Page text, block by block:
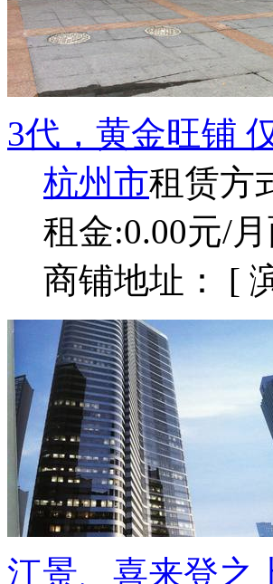
3代，黄金旺铺
杭州市租赁方
租金:0.00元/月
商铺地址： [
江景、喜来登之